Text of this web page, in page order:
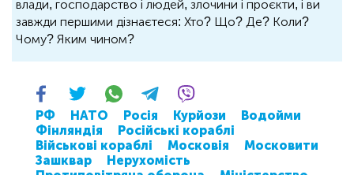
влади, господарство і людей, злочини і проєкти, і ви
завжди першими дізнаєтеся: Хто? Що? Де? Коли?
Чому? Яким чином?
РФ НАТО Росія Курйози
Водойми
Фінляндія
Російські кораблі
Військові кораблі
Московія
Московити
Зашквар
Нерухомість